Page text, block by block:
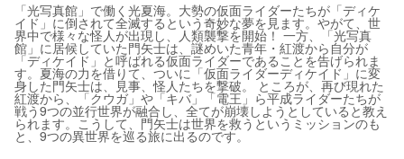
「光写真館」で働く光夏海。大勢の仮面ライダーたちが「ディケ
イド」に倒されて全滅するという奇妙な夢を見ます。やがて、世
界中で様々な怪人が出現し、人類襲撃を開始！ 一方、「光写真
館」に居候していた門矢士は、謎めいた青年・紅渡から自分が
「ディケイド」と呼ばれる仮面ライダーであることを告げられま
す。夏海の力を借りて、ついに「仮面ライダーディケイド」に変
身した門矢士は、見事、怪人たちを撃破。 ところが、再び現れた
紅渡から、「クウガ」や「キバ」「電王」ら平成ライダーたちが
戦う9つの並行世界が融合し、全てが崩壊しようとしていると教え
られます。こうして、門矢士は世界を救うというミッションのも
と、9つの異世界を巡る旅に出るのです。